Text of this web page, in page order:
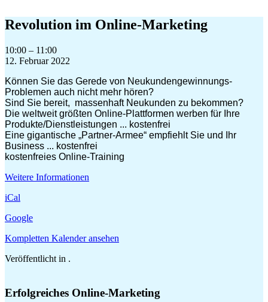
Inhalt
springen
Revolution im Online-Marketing
Revolution
im
Marketing
10:00 – 11:00
12. Februar 2022
Können Sie das Gerede von Neukundengewinnungs-
Problemen auch nicht mehr hören?
Sind Sie bereit, massenhaft Neukunden zu bekommen?
Die weltweit größten Online-Plattformen werben für Ihre
Produkte/Dienstleistungen ... kostenfrei
Eine gigantische „Partner-Armee“ empfiehlt Sie und Ihr
Business ... kostenfrei
kostenfreies Online-Training
Weitere Informationen
iCal
Google
Kompletten Kalender ansehen
Veröffentlicht in .
Erfolgreiches Online-Marketing